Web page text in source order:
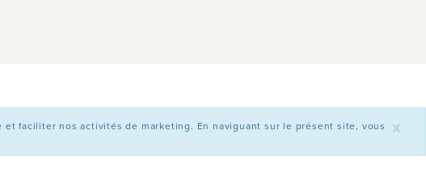
x
faciliter nos activités de marketing. En naviguant sur le présent site, vous